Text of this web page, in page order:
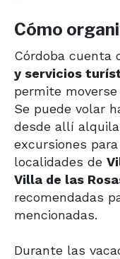
Cómo
Córdoba cuenta
y servicios
permite
Se puede volar
desde allí
excursiones
localidades de
Villa de las
recomendadas
mencionadas.
Durante las